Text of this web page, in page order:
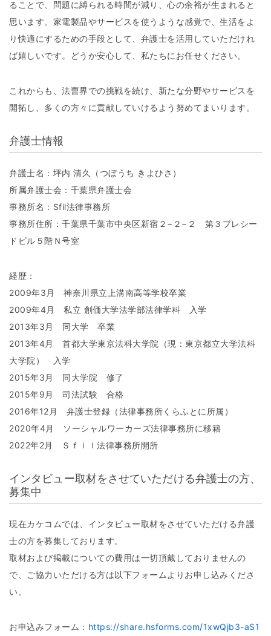
ることで、問題に縛られる時間が減り、心の余裕が生まれると
思います。家電製品やサービスを使うような感覚で、生活をよ
り快適にするための手段として、弁護士を活用していただけれ
ば嬉しいです。どうか安心して、私たちにお任せください。
これからも、法曹界での挑戦を続け、新たな分野やサービスを
開拓し、多くの方々に貢献していけるよう努めてまいります。
弁護士情報
弁護士名：坪内 清久（つぼうち きよひさ）
所属弁護士会：千葉県弁護士会
事務所名：Sfil法律事務所
事務所住所：千葉県千葉市中央区新宿２−２−２ 第３プレシー
ドビル５階Ｎ号室
経歴：
2009年3月 神奈川県立上溝南高等学校卒業
2009年4月 私立 創価大学法学部法律学科 入学
2013年3月 同大学 卒業
2013年4月 首都大学東京法科大学院（現：東京都立大学法科
大学院） 入学
2015年3月 同大学院 修了
2015年9月 司法試験 合格
2016年12月 弁護士登録（法律事務所くらふとに所属）
2020年4月 ソーシャルワーカーズ法律事務所に移籍
2022年2月 Ｓｆｉｌ法律事務所開所
インタビュー取材をさせていただける弁護士の方、
募集中
現在カケコムでは、インタビュー取材をさせていただける弁護
士の方を募集しております。
取材および掲載についての費用は一切頂戴しておりませんの
で、ご協力いただける方は以下フォームよりお申し込みくださ
い。
お申込みフォーム： https://share.hsforms.com/1xwQjb3-aS1